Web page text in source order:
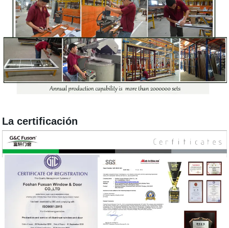
La certificación